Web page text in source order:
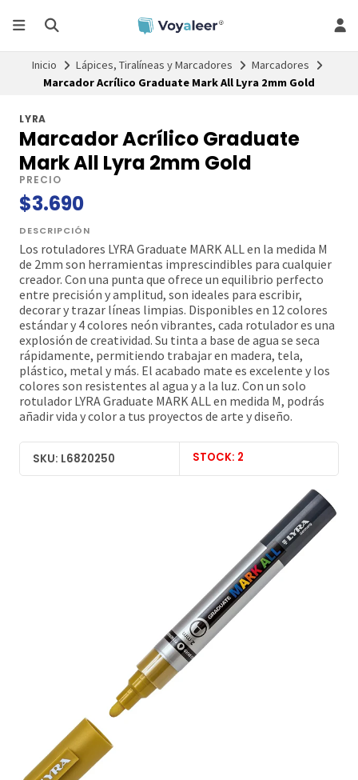
Inicio Lápices, Tiralíneas y Marcadores
Marcadores
Marcador Acrílico Graduate Mark All Lyra 2mm Gold
LYRA
Marcador Acrílico Graduate
Mark All Lyra 2mm Gold
PRECIO
$3.690
DESCRIPCIÓN
Los rotuladores LYRA Graduate MARK ALL en la medida M
de 2mm son herramientas imprescindibles para cualquier
creador. Con una punta que ofrece un equilibrio perfecto
entre precisión y amplitud, son ideales para escribir,
decorar y trazar líneas limpias. Disponibles en 12 colores
estándar y 4 colores neón vibrantes, cada rotulador es una
explosión de creatividad. Su tinta a base de agua se seca
rápidamente, permitiendo trabajar en madera, tela,
plástico, metal y más. El acabado mate es excelente y los
colores son resistentes al agua y a la luz. Con un solo
rotulador LYRA Graduate MARK ALL en medida M, podrás
añadir vida y color a tus proyectos de arte y diseño.
SKU: L6820250 STOCK: 2